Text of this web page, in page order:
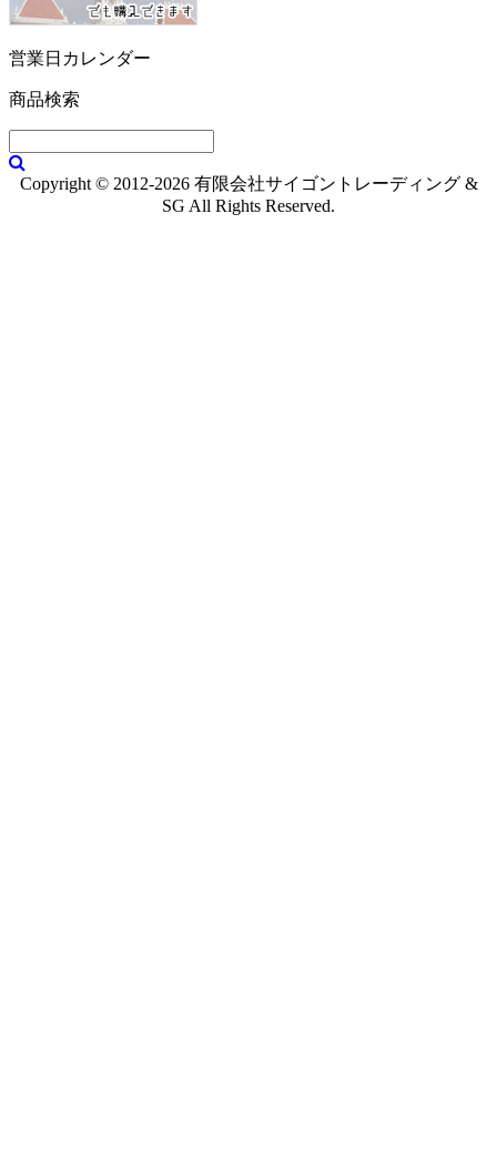
営業日カレンダー
商品検索
Copyright © 2012-2026 有限会社サイゴントレーディング &
SG All Rights Reserved.